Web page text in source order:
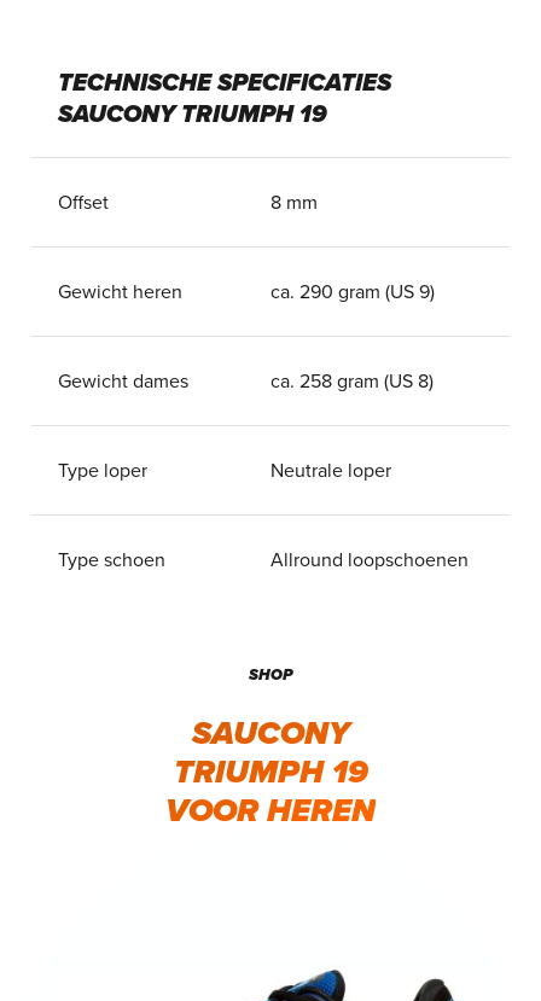
TECHNISCHE SPECIFICATIES
SAUCONY TRIUMPH 19
Offset 8 mm
Gewicht heren ca. 290 gram (US 9)
Gewicht dames ca. 258 gram (US 8)
Type loper Neutrale loper
Type schoen Allround loopschoenen
SHOP
SAUCONY
TRIUMPH 19
VOOR HEREN